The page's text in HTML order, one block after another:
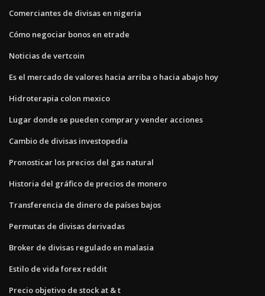
Comerciantes de divisas en nigeria
Cómo negociar bonos en etrade
Noticias de vertcoin
Es el mercado de valores hacia arriba o hacia abajo hoy
Hidroterapia colon mexico
Lugar donde se pueden comprar y vender acciones
Cambio de divisas investopedia
Pronosticar los precios del gas natural
Historia del gráfico de precios de monero
Transferencia de dinero de países bajos
Permutas de divisas derivadas
Broker de divisas regulado en malasia
Estilo de vida forex reddit
Precio objetivo de stock at & t